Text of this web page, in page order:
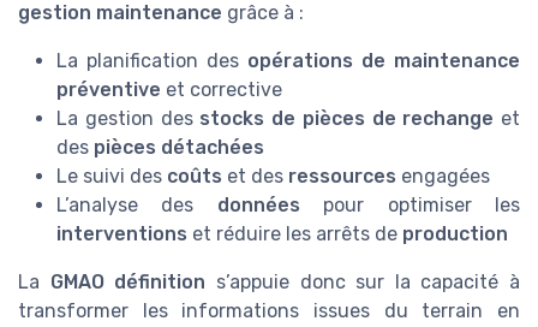
gestion maintenance grâce à :
La planification des opérations de maintenance
préventive et corrective
La gestion des stocks de pièces de rechange et
des pièces détachées
Le suivi des coûts et des ressources engagées
L’analyse des données pour optimiser les
interventions et réduire les arrêts de production
La GMAO définition s’appuie donc sur la capacité à
transformer les informations issues du terrain en